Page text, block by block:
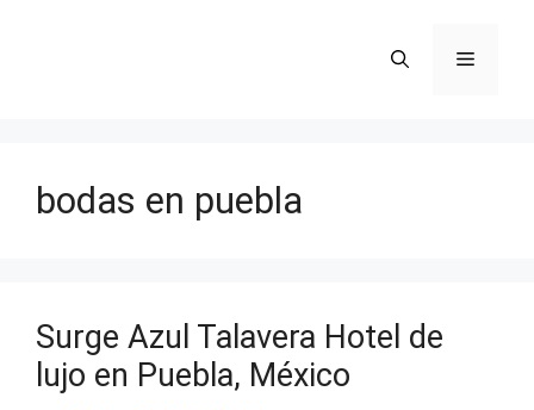
Menú
bodas en puebla
Surge Azul Talavera Hotel de
lujo en Puebla, México